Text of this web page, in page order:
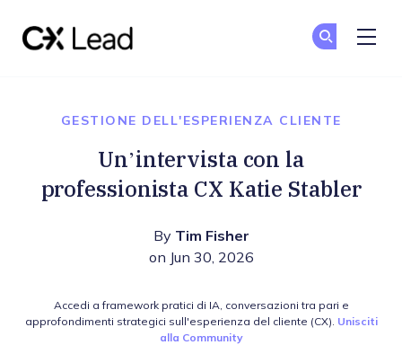
GESTIONE DELL'ESPERIENZA CLIENTE
Un’intervista con la
professionista CX Katie Stabler
By Tim Fisher
on Jun 30, 2026
Accedi a framework pratici di IA, conversazioni tra pari e
approfondimenti strategici sull'esperienza del cliente (CX). Unisciti
alla Community